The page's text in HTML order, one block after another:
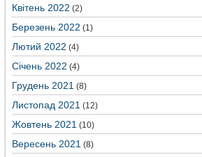
Квітень 2022 (2)
Березень 2022 (1)
Лютий 2022 (4)
Січень 2022 (4)
Грудень 2021 (8)
Листопад 2021 (12)
Жовтень 2021 (10)
Вересень 2021 (8)